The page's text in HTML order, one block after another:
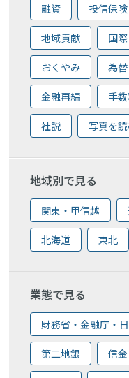
融資 投信保険
地域貢献 国際
おくやみ 為
金融再編 手
社説 写真を
地域別で見る
関東・甲信越
北海道 東北
業態で見る
財務省・金融庁・
第二地銀 信金